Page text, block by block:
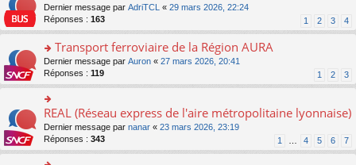
c
e
nt
pl
u
s
ré
c
e
nt
n
o
le
pl
u
s
ré
c
e
nt
s
a
g
e
n
o
le
pl
u
s
ré
er
le
s
s
a
g
e
n
o
n
o
n
s
ult
er
le
m
e
s
s
a
g
e
n
Dernier message par AdriTCL « 29 mars 2026, 22:24
Réponses : 163 1 2 3 4
o
n
s
ult
er
le
m
e
s
Transport ferroviaire de la Région AURA
Dernier message par Auron « 27 mars 2026, 20:41
Réponses : 119 1 2 3
o
n
s
er
REAL (Réseau express de l'aire métropolitaine lyonnaise)
Dernier message par nanar « 23 mars 2026, 23:19
Réponses : 343 1 4 5 6 7